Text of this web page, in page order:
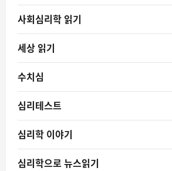
사회심리학 읽기
세상 읽기
수치심
심리테스트
심리학 이야기
심리학으로 뉴스읽기